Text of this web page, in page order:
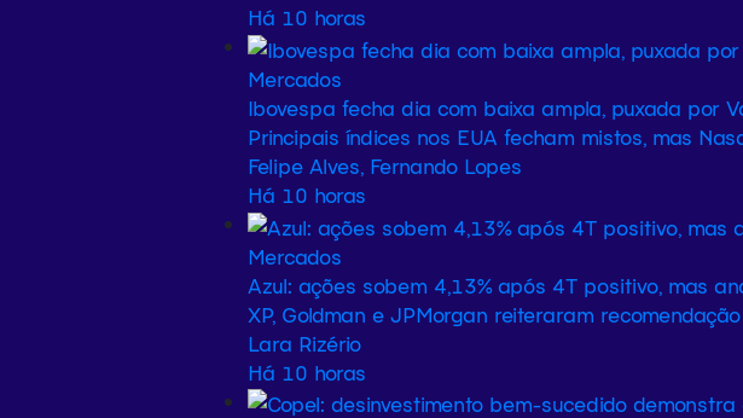
Há 10 horas
Mercados
Ibovespa fecha dia com baixa ampla, puxada por
Principais índices nos EUA fecham mistos, mas
Felipe Alves, Fernando Lopes
Há 10 horas
Mercados
Azul: ações sobem 4,13% após 4T positivo, mas
XP, Goldman e JPMorgan reiteraram
Lara Rizério
Há 10 horas